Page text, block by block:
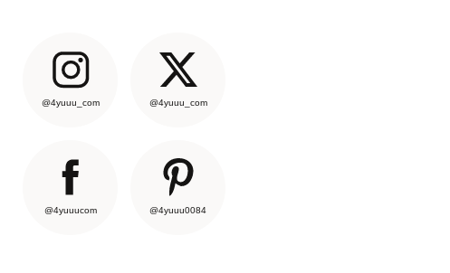
@4yuuu_com @4yuuu_com
@4yuuucom @4yuuu0084